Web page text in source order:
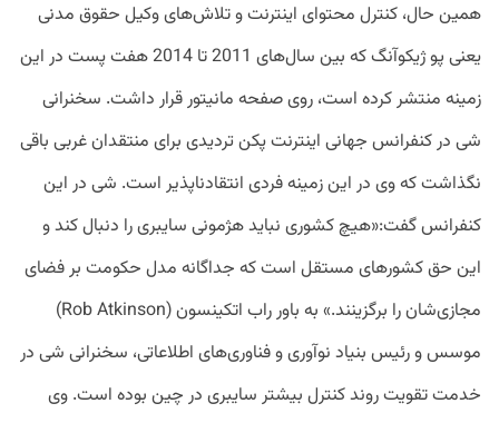
همین حال، کنترل محتوای اینترنت و تلاش‌های وکیل حقوق مدنی
یعنی پو ژیکوآنگ که بین سال‌های 2011 تا 2014 هفت پست در این
زمینه منتشر کرده است، روی صفحه مانیتور قرار داشت. سخنرانی
شی در کنفرانس جهانی اینترنت پکن تردیدی برای منتقدان غربی باقی
نگذاشت که وی در این زمینه فردی انتقادناپذیر است. شی در این
کنفرانس گفت:«هیچ کشوری نباید هژمونی سایبری را دنبال کند و
این حق کشورهای مستقل است که جداگانه مدل حکومت بر فضای
مجازی‌شان را برگزینند.» به باور راب اتکینسون (Rob Atkinson)
موسس و رئیس بنیاد نوآوری و فناوری‌های اطلاعاتی، سخنرانی شی در
خدمت تقویت روند کنترل بیشتر سایبری در چین بوده است. وی